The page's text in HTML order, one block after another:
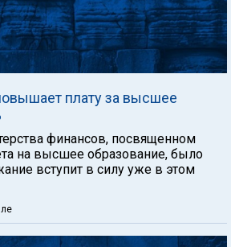
плату за высшее
финансов, посвященном
на высшее образование, было
вступит в силу уже в этом